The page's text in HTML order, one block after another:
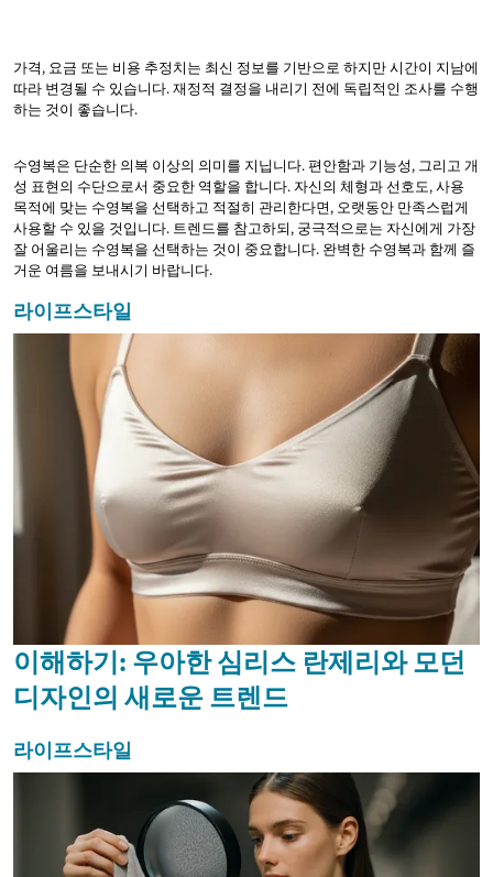
가격, 요금 또는 비용 추정치는 최신 정보를 기반으로 하지만 시간이 지남에
따라 변경될 수 있습니다. 재정적 결정을 내리기 전에 독립적인 조사를 수행
하는 것이 좋습니다.
수영복은 단순한 의복 이상의 의미를 지닙니다. 편안함과 기능성, 그리고 개
성 표현의 수단으로서 중요한 역할을 합니다. 자신의 체형과 선호도, 사용
목적에 맞는 수영복을 선택하고 적절히 관리한다면, 오랫동안 만족스럽게
사용할 수 있을 것입니다. 트렌드를 참고하되, 궁극적으로는 자신에게 가장
잘 어울리는 수영복을 선택하는 것이 중요합니다. 완벽한 수영복과 함께 즐
거운 여름을 보내시기 바랍니다.
라이프스타일
이해하기: 우아한 심리스 란제리와 모던
디자인의 새로운 트렌드
라이프스타일